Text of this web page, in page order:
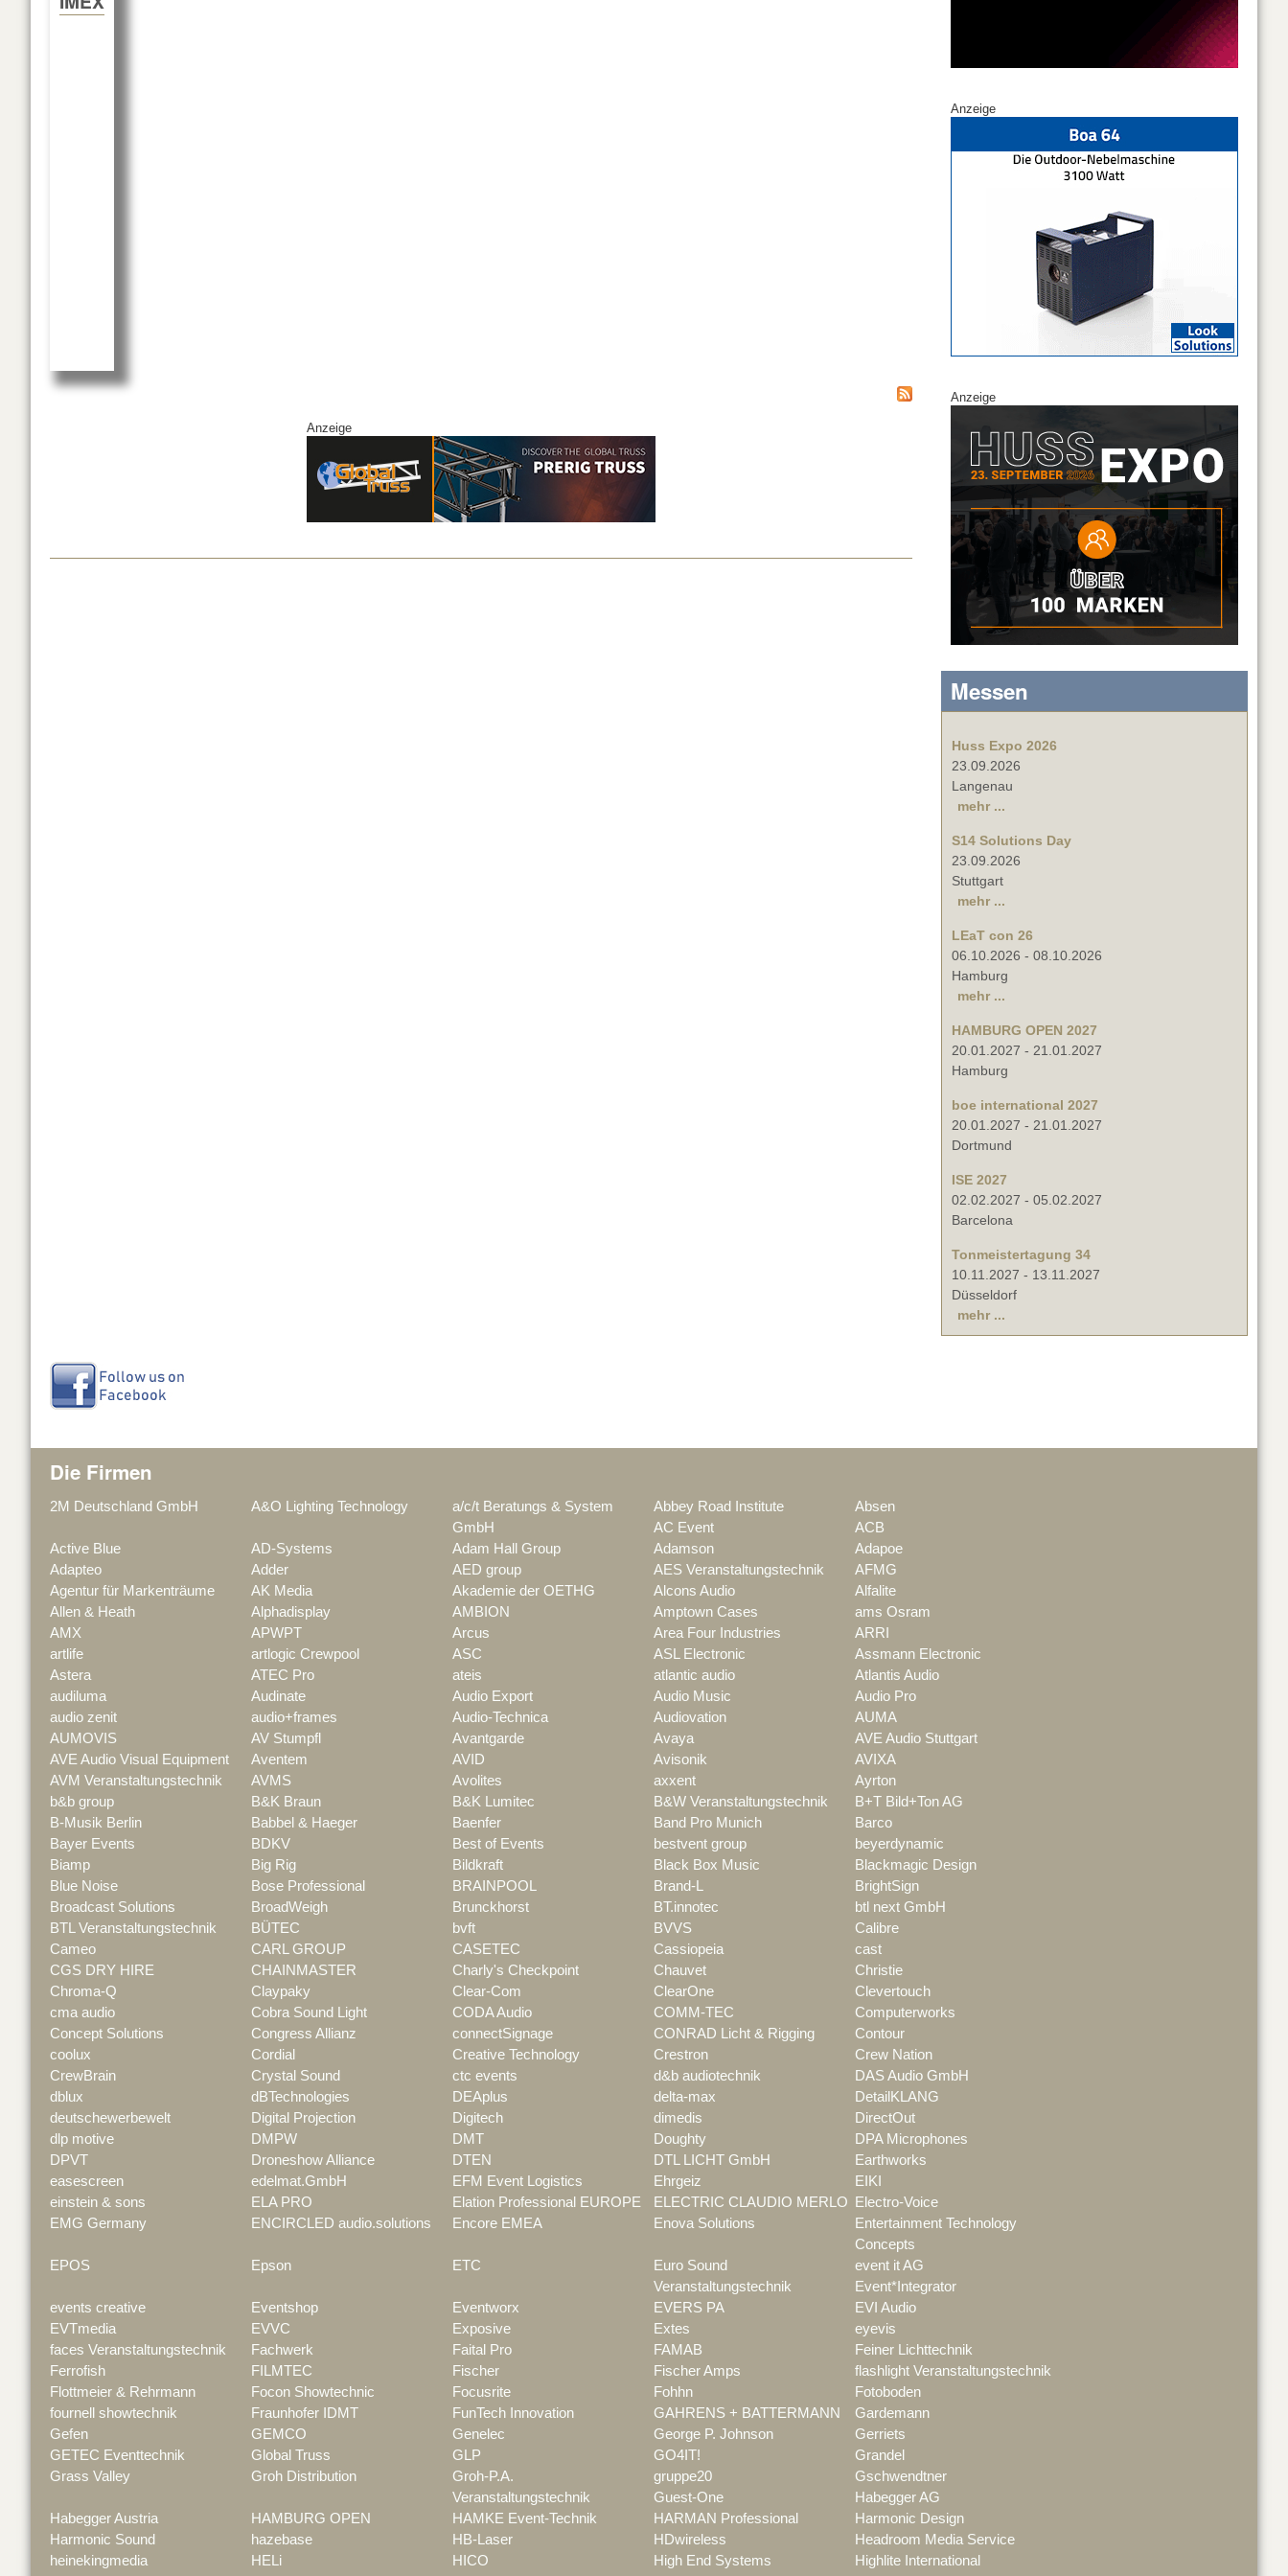
Anzeige
Anzeige
Anzeige
Messen
Huss Expo 2026
23.09.2026
Langenau
mehr ...
S14 Solutions Day
23.09.2026
Stuttgart
mehr ...
LEaT con 26
06.10.2026 - 08.10.2026
Hamburg
mehr ...
HAMBURG OPEN 2027
20.01.2027 - 21.01.2027
Hamburg
boe international 2027
20.01.2027 - 21.01.2027
Dortmund
ISE 2027
02.02.2027 - 05.02.2027
Barcelona
Tonmeistertagung 34
10.11.2027 - 13.11.2027
Düsseldorf
mehr ...
Die Firmen
2M Deutschland GmbH A&O Lighting Technology
a/c/t Beratungs & System
GmbH
Abbey Road Institute
Absen
AC Event
ACB
Active Blue
AD-Systems Adam Hall Group Adamson
Adapoe
Adapteo
Adder AED group AES Veranstaltungstechnik
AFMG
Agentur für Markenträume
AK Media Akademie der OETHG Alcons Audio
Alfalite
Allen & Heath
Alphadisplay AMBION Amptown Cases
ams Osram
AMX
APWPT Arcus Area Four Industries
ARRI
artlife
artlogic Crewpool ASC ASL Electronic
Assmann Electronic
Astera
ATEC Pro ateis atlantic audio
Atlantis Audio
audiluma
Audinate Audio Export Audio Music
Audio Pro
audio zenit
audio+frames Audio-Technica Audiovation
AUMA
AUMOVIS
AV Stumpfl Avantgarde Avaya
AVE Audio Stuttgart
AVE Audio Visual Equipment
Aventem AVID Avisonik
AVIXA
AVM Veranstaltungstechnik
AVMS Avolites axxent
Ayrton
b&b group
B&K Braun B&K Lumitec B&W Veranstaltungstechnik
B+T Bild+Ton AG
B-Musik Berlin
Babbel & Haeger Baenfer Band Pro Munich
Barco
Bayer Events
BDKV Best of Events bestvent group
beyerdynamic
Biamp
Big Rig Bildkraft Black Box Music
Blackmagic Design
Blue Noise
Bose Professional BRAINPOOL Brand-L
BrightSign
Broadcast Solutions
BroadWeigh Brunckhorst BT.innotec
btl next GmbH
BTL Veranstaltungstechnik
BÜTEC bvft BVVS
Calibre
Cameo
CARL GROUP CASETEC Cassiopeia
cast
CGS DRY HIRE
CHAINMASTER Charly's Checkpoint Chauvet
Christie
Chroma-Q
Claypaky Clear-Com ClearOne
Clevertouch
cma audio
Cobra Sound Light CODA Audio COMM-TEC
Computerworks
Concept Solutions
Congress Allianz connectSignage CONRAD Licht & Rigging
Contour
coolux
Cordial Creative Technology Crestron
Crew Nation
CrewBrain
Crystal Sound ctc events d&b audiotechnik
DAS Audio GmbH
dblux
dBTechnologies DEAplus delta-max
DetailKLANG
deutschewerbewelt
Digital Projection Digitech dimedis
DirectOut
dlp motive
DMPW DMT Doughty
DPA Microphones
DPVT
Droneshow Alliance DTEN DTL LICHT GmbH
Earthworks
easescreen
edelmat.GmbH EFM Event Logistics Ehrgeiz
EIKI
einstein & sons
ELA PRO Elation Professional EUROPE ELECTRIC CLAUDIO MERLO
Electro-Voice
EMG Germany
ENCIRCLED audio.solutions Encore EMEA Enova Solutions
Entertainment Technology
Concepts
EPOS
Epson ETC
Euro Sound
Veranstaltungstechnik
event it AG
Event*Integrator
events creative
Eventshop Eventworx EVERS PA
EVI Audio
EVTmedia
EVVC Exposive Extes
eyevis
faces Veranstaltungstechnik
Fachwerk Faital Pro FAMAB
Feiner Lichttechnik
Ferrofish
FILMTEC Fischer Fischer Amps
flashlight Veranstaltungstechnik
Flottmeier & Rehrmann
Focon Showtechnic Focusrite Fohhn
Fotoboden
fournell showtechnik
Fraunhofer IDMT FunTech Innovation GAHRENS + BATTERMANN
Gardemann
Gefen
GEMCO Genelec George P. Johnson
Gerriets
GETEC Eventtechnik
Global Truss GLP GO4IT!
Grandel
Grass Valley
Groh Distribution
Groh-P.A.
Veranstaltungstechnik
gruppe20
Gschwendtner
Guest-One
Habegger AG
Habegger Austria
HAMBURG OPEN HAMKE Event-Technik HARMAN Professional
Harmonic Design
Harmonic Sound
hazebase HB-Laser HDwireless
Headroom Media Service
heinekingmedia
HELi HICO High End Systems
Highlite International